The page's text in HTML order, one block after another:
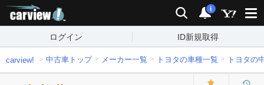
検索 通知
i
ログイン ID新規取得
carview! 中古車トップ メーカー一覧 トヨタの車種一覧 トヨタの